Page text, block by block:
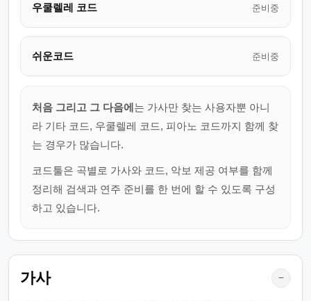
우쿨렐레 코드 준비중
쉬운코드 준비중
처음 그리고 그 다음에 는 가사만 찾는 사용자뿐 아니
라 기타 코드, 우쿨렐레 코드, 피아노 코드까지 함께 찾
는 경우가 많습니다.
코드툴은 곡별로 가사와 코드, 악보 제공 여부를 함께
정리해 검색과 연주 준비를 한 번에 할 수 있도록 구성
하고 있습니다.
가사 −